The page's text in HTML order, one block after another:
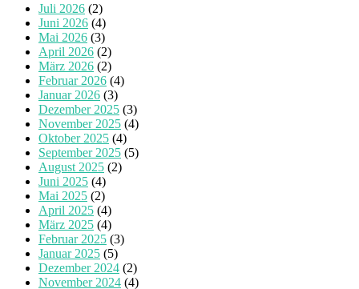
Juli 2026 (2)
Juni 2026 (4)
Mai 2026 (3)
April 2026 (2)
März 2026 (2)
Februar 2026 (4)
Januar 2026 (3)
Dezember 2025 (3)
November 2025 (4)
Oktober 2025 (4)
September 2025 (5)
August 2025 (2)
Juni 2025 (4)
Mai 2025 (2)
April 2025 (4)
März 2025 (4)
Februar 2025 (3)
Januar 2025 (5)
Dezember 2024 (2)
November 2024 (4)